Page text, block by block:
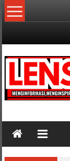
Lompat
ke